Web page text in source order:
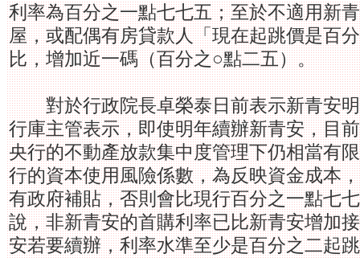
利率為百分之一點七七五；至於不適用新
屋，或配偶有房貸款人「現在起跳價是百
比，增加近一碼（百分之○點二五）。
對於行政院長卓榮泰日前表示新青安明
行庫主管表示，即使明年續辦新青安，目
央行的不動產放款集中度管理下仍相當有
行的資本使用風險係數，為反映資金成本
有政府補貼，否則會比現行百分之一點七
說，非新青安的首購利率已比新青安增加
安若要續辦，利率水準至少是百分之二起